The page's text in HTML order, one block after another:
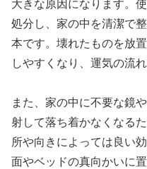
大きな原因になります。
処分し、家の中を清潔で
本です。壊れたものを放
しやすくなり、運気の流
また、家の中に不要な鏡
射して落ち着かなくなる
所や向きによっては良い
面やベッドの真向かいに